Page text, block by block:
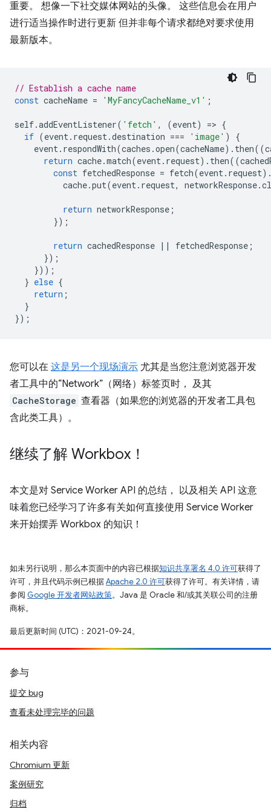
重要。 想像一下社交媒体网站的头像。 这些信息会在用户
进行适当操作时进行更新 但并非每个请求都绝对要求使用
最新版本。
// Establish a cache name
const cacheName = 'MyFancyCacheName_v1' ;
self.addEventListener( 'fetch' , (event) => {
if (event. request.destination === 'image' )
{
event. respondWith(caches .open(cacheName). then((
return cache.match(event. request). then((
const fetchedResponse = fetch(event. request
cache.put(event. request, networkResponse.
return networkResponse ;
});
return cachedResponse || fetchedResponse ;
});
}));
} else {
return ;
}
});
您可以在 这是另一个现场演示 尤其是当您注意浏览器开发
者工具中的“Network”（网络）标签页时， 及其
CacheStorage 查看器（如果您的浏览器的开发者工具包
含此类工具）。
继续了解 Workbox！
本文是对 Service Worker API 的总结， 以及相关 API 这意
味着您已经学习了许多有关如何直接使用 Service Worker
来开始摆弄 Workbox 的知识！
如未另行说明，那么本页面中的内容已根据知识共享署名 4.0 许可获得了
许可，并且代码示例已根据Apache 2.0 许可获得了许可。有关详情，请
参阅 Google 开发者网站政策。Java 是 Oracle 和/或其关联公司的注册
商标。
最后更新时间 (UTC)：2021-09-24。
参与
提交 bug
查看未处理完毕的问题
相关内容
Chromium 更新
案例研究
归档